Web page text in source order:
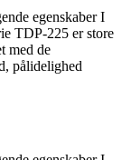
egenskaber I
TDP-225 er store
med de
pålidelighed